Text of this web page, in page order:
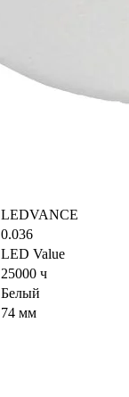
LEDVANCE
0.036
LED Value
25000 ч
Белый
74 мм